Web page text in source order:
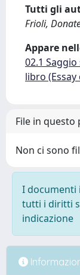
Tutti gli
Frioli,
Appare
02.1
libro
File in
Non ci sono
I documenti
tutti i diritti
indicazione